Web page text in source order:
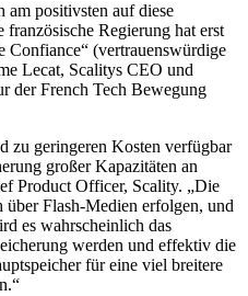
am positivsten auf diese
französische Regierung hat erst
Confiance“ (vertrauenswürdige
Lecat, Scalitys CEO und
der French Tech Bewegung
zu geringeren Kosten verfügbar
großer Kapazitäten an
Product Officer, Scality. „Die
Flash-Medien erfolgen, und
es wahrscheinlich das
werden und effektiv die
für eine viel breitere